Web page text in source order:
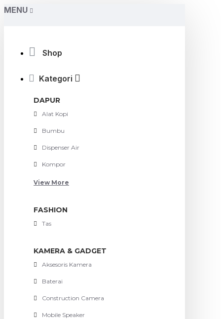
MENU
Shop
Kategori
DAPUR
Alat Kopi
Bumbu
Dispenser Air
Kompor
View More
FASHION
Tas
KAMERA & GADGET
Aksesoris Kamera
Baterai
Construction Camera
Mobile Speaker